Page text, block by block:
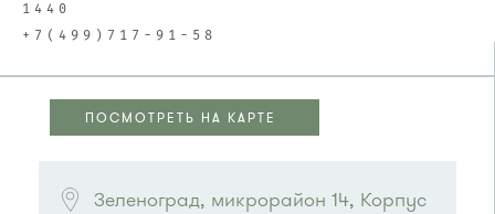
1440
+7(499)717-91-58
ПОСМОТРЕТЬ НА КАРТЕ
Зеленоград, микрорайон 14, Корпус